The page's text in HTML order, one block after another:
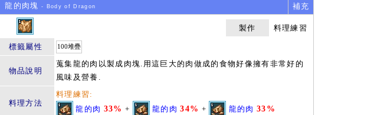
龍的肉塊 - Body of Dragon 補充
製作 料理練習
標籤屬性 100堆疊
物品說明
蒐集龍的肉以製成肉塊.用這巨大的肉做成的食物好像擁有非常好的
風味及營養.
料理方法
料理練習:
龍的肉 33% + 龍的肉 34% + 龍的肉 33%